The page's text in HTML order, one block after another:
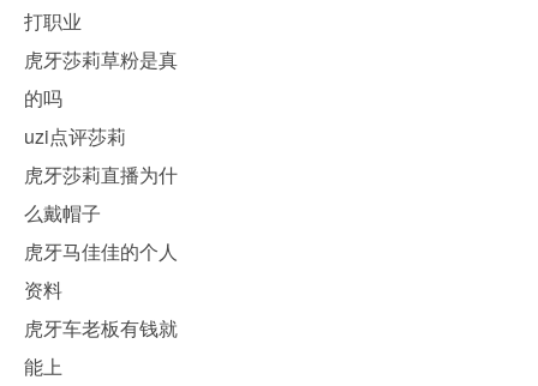
打职业
虎牙莎莉草粉是真
的吗
uzi点评莎莉
虎牙莎莉直播为什
么戴帽子
虎牙马佳佳的个人
资料
虎牙车老板有钱就
能上